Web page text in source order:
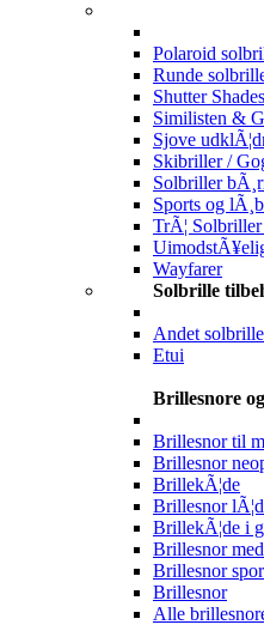
Polaroid
Runde
Shutter Shades
Similisten &
Sjove
Skibriller /
Solbriller
Sports og
TrÃ¦
Wayfarer
Solbrille
Andet
Etui
Brillesnore
Brillesnor til
Brillesnor
BrillekÃ¦de
Brillesnor
BrillekÃ¦de i
Brillesnor
Brillesnor
Brillesnor
Alle